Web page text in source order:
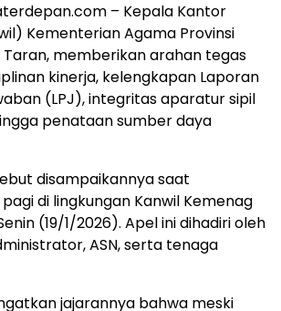
– Kepala Kantor
Kementerian Agama Provinsi
Taran, memberikan arahan tegas
kinerja, kelengkapan Laporan
(LPJ), integritas aparatur sipil
penataan sumber daya
disampaikannya saat
di lingkungan Kanwil Kemenag
(19/1/2026). Apel ini dihadiri oleh
ASN, serta tenaga
jajarannya bahwa meski